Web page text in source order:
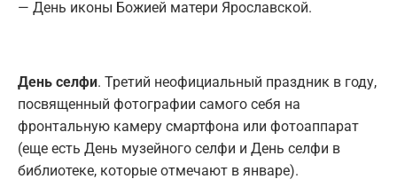
— День иконы Божией матери Ярославской.
День селфи. Третий неофициальный праздник в году,
посвященный фотографии самого себя на
фронтальную камеру смартфона или фотоаппарат
(еще есть День музейного селфи и День селфи в
библиотеке, которые отмечают в январе).